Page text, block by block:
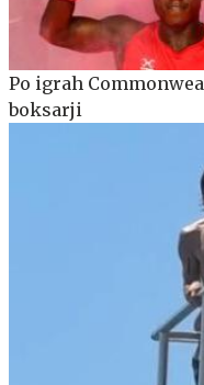
Po igrah
boksarji